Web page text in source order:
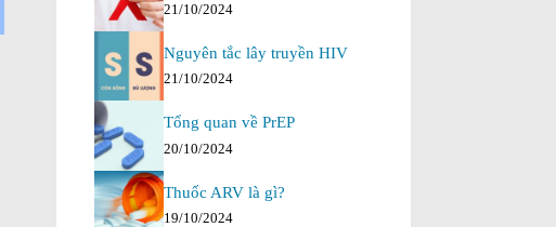
21/10/2024
Nguyên tắc lây truyền HIV
21/10/2024
Tổng quan về PrEP
20/10/2024
Thuốc ARV là gì?
19/10/2024